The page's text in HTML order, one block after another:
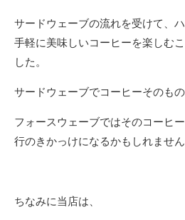
サードウェーブの流れを受けて、
手軽に美味しいコーヒーを楽しむ
した。
サードウェーブでコーヒーそのも
フォースウェーブではそのコーヒ
行のきかっけになるかもしれません
ちなみに当店は、